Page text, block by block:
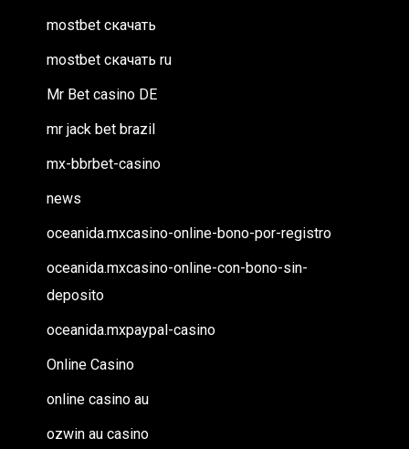
mostbet скачать
mostbet скачать ru
Mr Bet casino DE
mr jack bet brazil
mx-bbrbet-casino
news
oceanida.mxcasino-online-bono-por-registro
oceanida.mxcasino-online-con-bono-sin-
deposito
oceanida.mxpaypal-casino
Online Casino
online casino au
ozwin au casino